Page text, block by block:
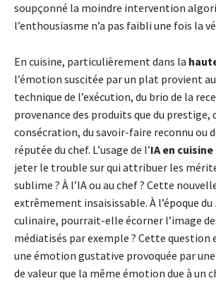
soupçonné la moindre intervention
l’enthousiasme n’a pas faibli une fois la
En cuisine, particulièrement dans la
l’émotion suscitée par un plat provient
technique de l’exécution, du brio de la
provenance des produits que du prestige,
consécration, du savoir-faire reconnu ou
réputée du chef. L’usage de l’IA en cuisine
jeter le trouble sur qui attribuer les
sublime ? À l’IA ou au chef ? Cette
extrêmement insaisissable. À l’époque du
culinaire, pourrait-elle écorner l’image
médiatisés par exemple ? Cette question
une émotion gustative provoquée par
de valeur que la même émotion due à un